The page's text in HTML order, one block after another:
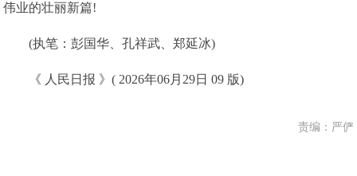
伟业的壮丽新篇!
(执笔：彭国华、孔祥武、郑延冰)
《 人民日报 》( 2026年06月29日 09 版)
责编：严俨